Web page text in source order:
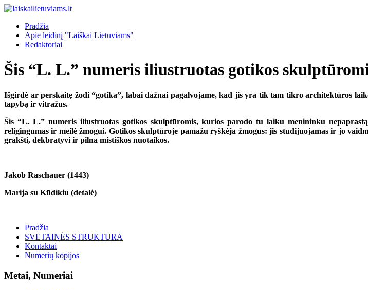
Pradžia
Apie leidinį "Laiškai Lietuviams"
Redaktoriai
Šis “L. L.” numeris iliustruotas gotikos
Išgirdė ar perskaitę žodi “gotika”, labai dažnai pagalvojame, kad jis yra tik tam tikro architektūros
tapybą ir vitražus.
Šis “L. L.” numeris iliustruotas gotikos skulptūromis, kurios parodo tu laiku menininku
religingumas ir meilė žmogui. Gotikos skulptūroje pamažu ryškėja žmogus: jis studijuojamas ir jo
grakšti, dekbratyvi ir pilna mistiškos nuotaikos.
Jakob Raschauer (1443)
Marija su Kūdikiu (detalė)
Pradžia
SVETAINĖS STRUKTŪRA
Kontaktai
Numerių kopijos
Metai, Numeriai